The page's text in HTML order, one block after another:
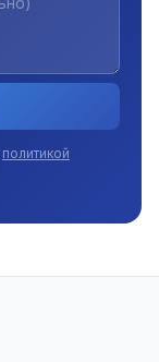
политикой